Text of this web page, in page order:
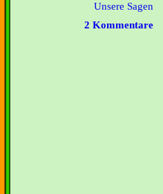
Unsere Sagen
2 Kommentare